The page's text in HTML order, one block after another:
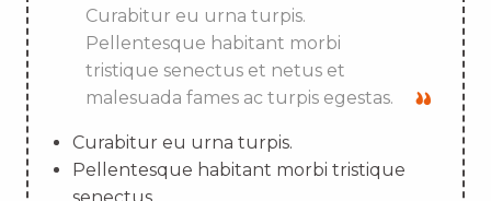
Curabitur eu urna turpis.
Pellentesque habitant morbi
tristique senectus et netus et
malesuada fames ac turpis egestas.
Curabitur eu urna turpis.
Pellentesque habitant morbi tristique